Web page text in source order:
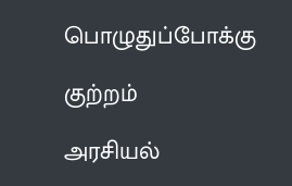
பொழுதுப்போக்கு
குற்றம்
அரசியல்